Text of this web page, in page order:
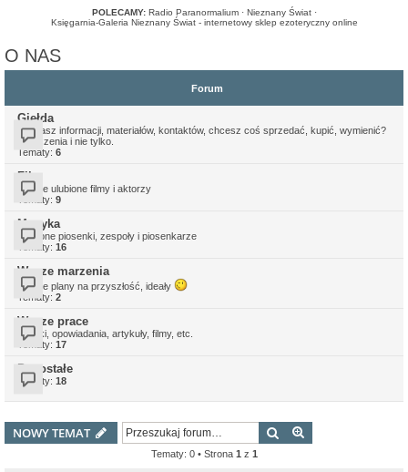
POLECAMY: Radio Paranormalium· Nieznany Świat·
Księgarnia-Galeria Nieznany Świat - internetowy sklep ezoteryczny online
O NAS
Forum
Giełda
Szukasz informacji, materiałów, kontaktów, chcesz coś sprzedać, kupić, wymienić?
Ogłoszenia i nie tylko.
Tematy: 6
Film
Wasze ulubione filmy i aktorzy
Tematy: 9
Muzyka
Ulubione piosenki, zespoły i piosenkarze
Tematy: 16
Wasze marzenia
Wasze plany na przyszłość, ideały
Tematy: 2
Wasze prace
Grafiki, opowiadania, artykuły, filmy, etc.
Tematy: 17
Pozostałe
Tematy: 18
NOWY TEMAT Szukaj
Tematy: 0 • Strona 1 z 1